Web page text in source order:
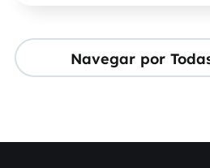
Navegar por